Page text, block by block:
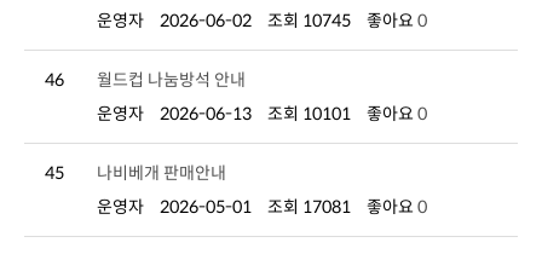
운영자
2026-06-02 조회 10745 좋아요 0
46
월드컵 나눔방석 안내
운영자
2026-06-13 조회 10101 좋아요 0
45
나비베개 판매안내
운영자
2026-05-01 조회 17081 좋아요 0